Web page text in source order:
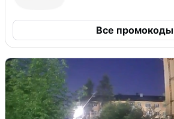
Все промокоды